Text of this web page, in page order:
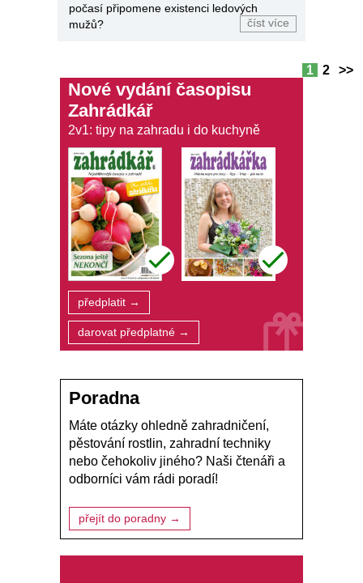
počasí připomene existenci ledových
mužů?
číst více
1 2 >>
Nové vydání časopisu
Zahrádkář
2v1: tipy na zahradu i do kuchyně
předplatit →
darovat předplatné →
Poradna
Máte otázky ohledně zahradničení,
pěstování rostlin, zahradní techniky
nebo čehokoliv jiného? Naši čtenáři a
odborníci vám rádi poradí!
přejít do poradny →